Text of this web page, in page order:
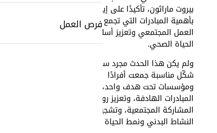
فرص العمل
بيروت ماراثون، تأكيدًا على إيمانها
بأهمية المبادرات التي تجمع بين
العمل المجتمعي وتعزيز أسلوب
الحياة الصحي.
ولم يكن هذا الحدث مجرد سباق، بل
شكّل مناسبة جمعت أفرادًا
ومؤسسات تحت هدف واحد، هو دعم
المبادرات الهادفة، وتعزيز روح
المشاركة المجتمعية، وتشجيع
النشاط البدني ونمط الحياة الصحي.